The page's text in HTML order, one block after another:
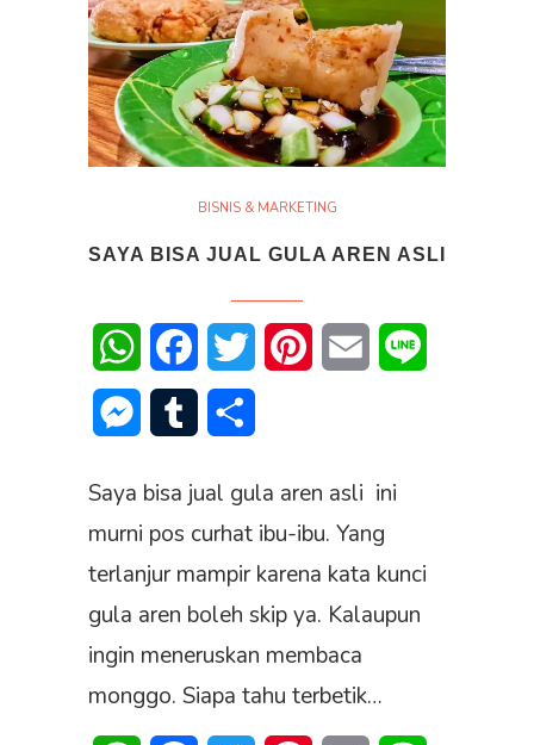
BISNIS & MARKETING
SAYA BISA JUAL GULA AREN ASLI
WhatsAppFacebookTwitter PinterestEmail
Messenger
Tumblr
Saya bisa jual gula aren asli ini
murni pos curhat ibu-ibu. Yang
terlanjur mampir karena kata kunci
gula aren boleh skip ya. Kalaupun
ingin meneruskan membaca
monggo. Siapa tahu terbetik…